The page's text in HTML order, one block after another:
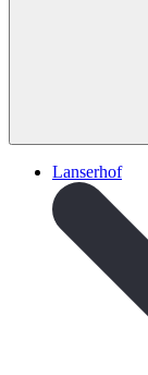
Lanserhof